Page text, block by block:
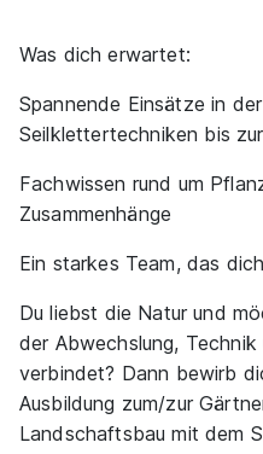
Was dich erwartet:
Spannende Einsätze in
Seilklettertechniken bis
Fachwissen rund um
Zusammenhänge
Ein starkes Team, das
Du liebst die Natur und
der Abwechslung,
verbindet? Dann bewirb
Ausbildung zum/zur
Landschaftsbau mit dem